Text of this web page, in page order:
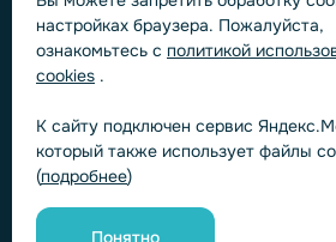
Горячая линия комплаенс
Обработка персональных данных
Политика обработки файлов cookie
Согласие на обработку персональных
«Яндекс.Метрика»
Согласие на обработку персональных
получения рекламно-информационных
настройках браузера. Пожалуйста,
ознакомьтесь с политикой
cookies .
К сайту подключен сервис
который также использует файлы
(подробнее)
Понятно